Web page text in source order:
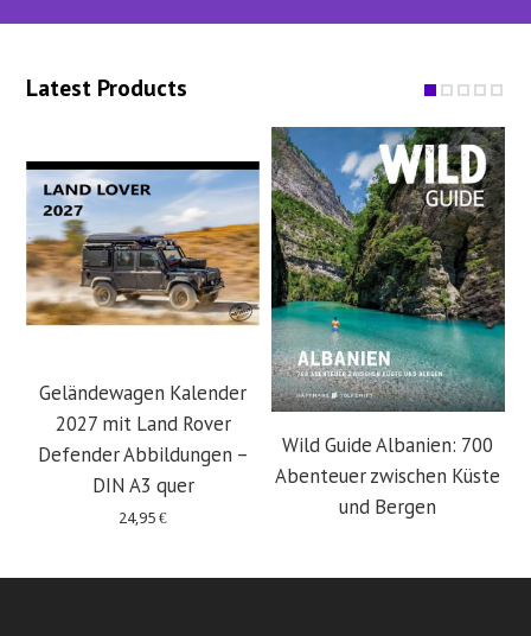
Latest Products
Geländewagen Kalender
2027 mit Land Rover
Defender Abbildungen –
DIN A3 quer
24,95€
Wild Guide Albanien: 700
Abenteuer zwischen Küste
und Bergen